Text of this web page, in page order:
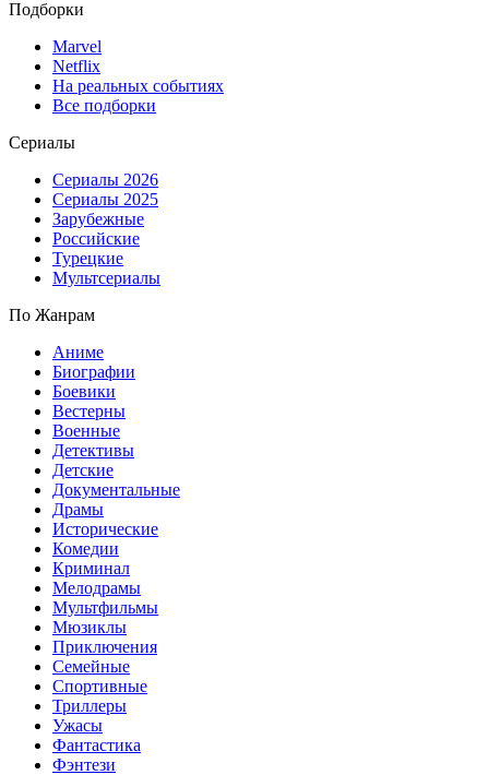
Подборки
Marvel
Netflix
На реальных событиях
Все подборки
Сериалы
Сериалы 2026
Сериалы 2025
Зарубежные
Российские
Турецкие
Мультсериалы
По Жанрам
Аниме
Биографии
Боевики
Вестерны
Военные
Детективы
Детские
Документальные
Драмы
Исторические
Комедии
Криминал
Мелодрамы
Мультфильмы
Мюзиклы
Приключения
Семейные
Спортивные
Триллеры
Ужасы
Фантастика
Фэнтези